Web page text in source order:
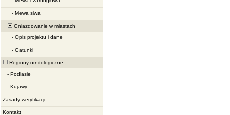
- Mewa siwa
Gniazdowanie w miastach
- Opis projektu i dane
- Gatunki
Regiony ornitologiczne
- Podlasie
- Kujawy
Zasady weryfikacji
Kontakt